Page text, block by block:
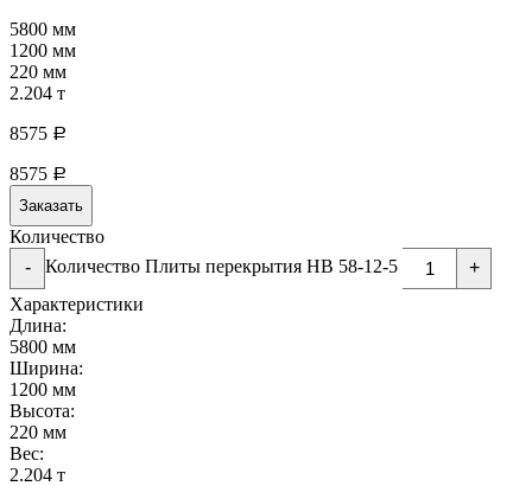
5800 мм
1200 мм
220 мм
2.204 т
8575 Р
8575 Р
Заказать
Количество
-
Количество Плиты перекрытия НВ 58-12-5
+
Характеристики
Длина:
5800 мм
Ширина:
1200 мм
Высота:
220 мм
Вес:
2.204 т